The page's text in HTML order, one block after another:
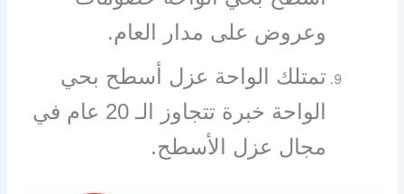
وعروض على مدار العام.
تمتلك الواحة عزل أسطح بحي
الواحة خبرة تتجاوز الـ 20 عام في
مجال عزل الأسطح.